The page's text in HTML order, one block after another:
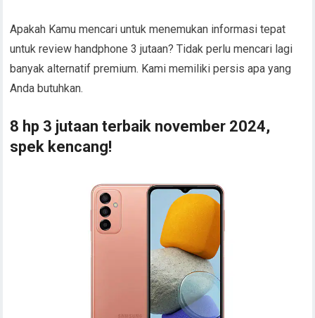
Apakah Kamu mencari untuk menemukan informasi tepat
untuk review handphone 3 jutaan? Tidak perlu mencari lagi
banyak alternatif premium. Kami memiliki persis apa yang
Anda butuhkan.
8 hp 3 jutaan terbaik november 2024,
spek kencang!